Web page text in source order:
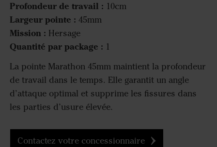
Profondeur de travail : 10cm
Largeur pointe : 45mm
Mission : Hersage
Quantité par package : 1
La pointe Marathon 45mm maintient la profondeur
de travail dans le temps. Elle garantit un angle
d’attaque optimal et supprime les fissures dans
les parties d’usure élevée.
Contactez votre concessionnaire